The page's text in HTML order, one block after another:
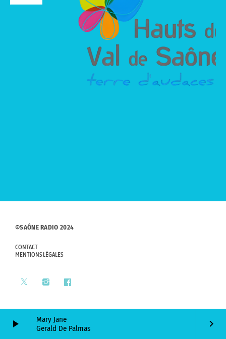
play_arrow
Mary Jane
Gerald De Palmas
keyboard_arrow_right
©SAÔNE RADIO 2024
CONTACT
MENTIONS LÉGALES